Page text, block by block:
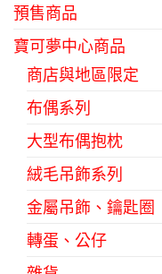
項
預售商品
寶可夢中心商品
商店與地區限定
布偶系列
大型布偶抱枕
絨毛吊飾系列
金屬吊飾、鑰匙圈
轉蛋、公仔